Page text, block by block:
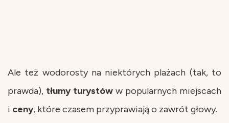
Ale też wodorosty na niektórych plażach (tak, to
prawda), tłumy turystów w popularnych miejscach
i ceny, które czasem przyprawiają o zawrót głowy.